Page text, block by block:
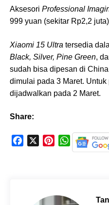
Aksesori Professional
999 yuan (sekitar Rp2,2
Xiaomi 15 Ultra tersedia
Black, Silver, Pine Green,
sudah bisa dipesan di
dimulai pada 3 Maret.
dijadwalkan pada 2 Maret.
Share:
W
h
A